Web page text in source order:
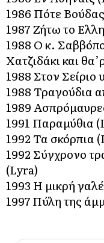
1986 Πότε
1987 Ζήτω το
1988 Ο κ.
Χατζιδάκι και
1988 Στον Σείριο
1988 Τραγούδια
1989
1991 Παραμύθια
1992 Τα σκόρπια
1992 Σύγχρονο
(Lyra)
1993 Η μικρή
1997 Πύλη της